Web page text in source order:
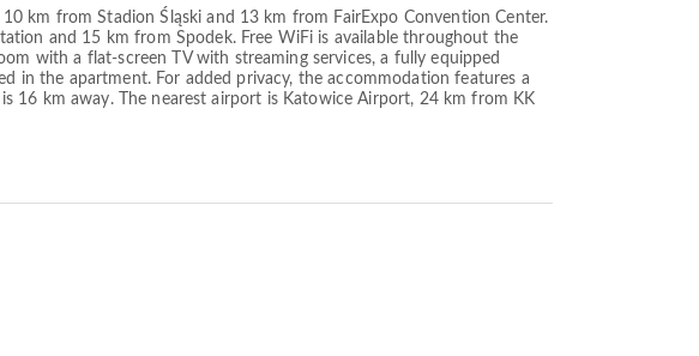
km from Stadion Śląski and 13 km from FairExpo Convention Center.
and 15 km from Spodek. Free WiFi is available throughout the
with a flat-screen TV with streaming services, a fully equipped
in the apartment. For added privacy, the accommodation features a
16 km away. The nearest airport is Katowice Airport, 24 km from KK